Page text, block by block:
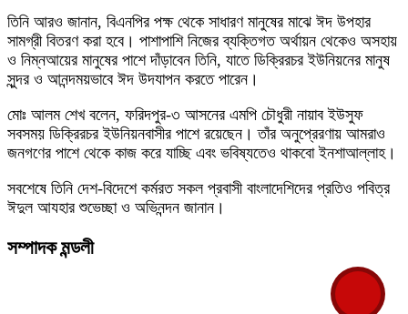
তিনি আরও জানান, বিএনপির পক্ষ থেকে সাধারণ মানুষের মাঝে ঈদ উপহার
সামগ্রী বিতরণ করা হবে। পাশাপাশি নিজের ব্যক্তিগত অর্থায়ন থেকেও অসহায়
ও নিম্নআয়ের মানুষের পাশে দাঁড়াবেন তিনি, যাতে ডিক্রিরচর ইউনিয়নের মানুষ
সুন্দর ও আনন্দময়ভাবে ঈদ উদযাপন করতে পারেন।
মোঃ আলম শেখ বলেন, ফরিদপুর-৩ আসনের এমপি চৌধুরী নায়াব ইউসুফ
সবসময় ডিক্রিরচর ইউনিয়নবাসীর পাশে রয়েছেন। তাঁর অনুপ্রেরণায় আমরাও
জনগণের পাশে থেকে কাজ করে যাচ্ছি এবং ভবিষ্যতেও থাকবো ইনশাআল্লাহ।
সবশেষে তিনি দেশ-বিদেশে কর্মরত সকল প্রবাসী বাংলাদেশিদের প্রতিও পবিত্র
ঈদুল আযহার শুভেচ্ছা ও অভিনন্দন জানান।
সম্পাদক মন্ডলী